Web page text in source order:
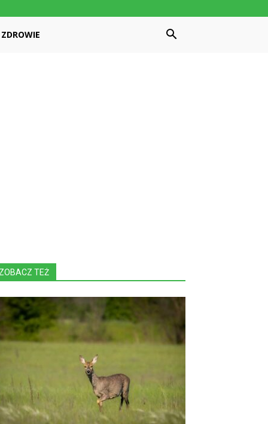
ZDROWIE
ZOBACZ TEŻ